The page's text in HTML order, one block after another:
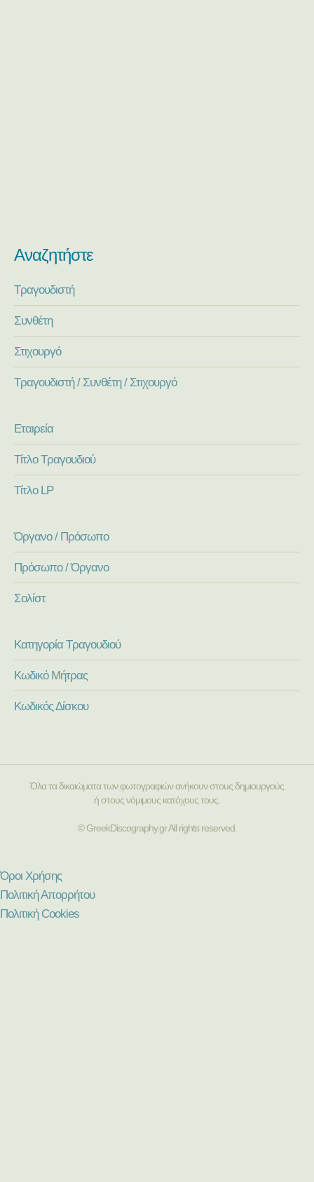
Αναζητήστε
Τραγουδιστή
Συνθέτη
Στιχουργό
Τραγουδιστή / Συνθέτη / Στιχουργό
Εταιρεία
Τίτλο Τραγουδιού
Τίτλο LP
Όργανο / Πρόσωπο
Πρόσωπο / Όργανο
Σολίστ
Κατηγορία Τραγουδιού
Κωδικό Μήτρας
Κωδικός Δίσκου
Όλα τα δικαιώματα των φωτογραφιών ανήκουν στους δημιουργούς
ή στους νόμιμους κατόχους τους.
© GreekDiscography.gr All rights reserved.
Όροι Χρήσης
Πολιτική Απορρήτου
Πολιτική Cookies